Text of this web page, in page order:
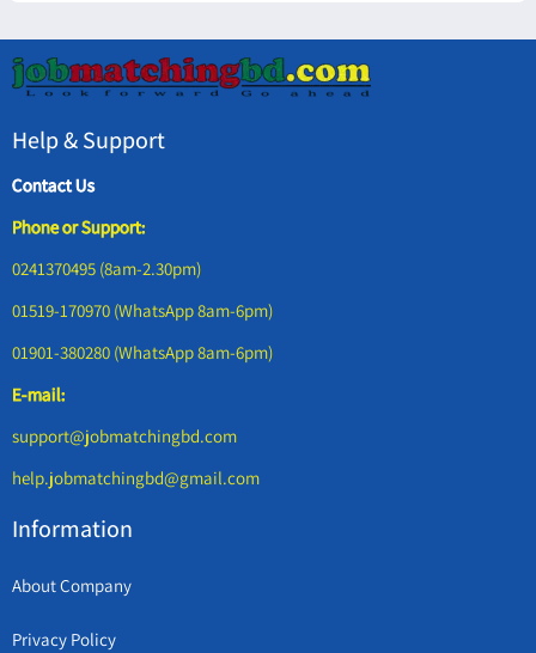
Help & Support
Contact Us
Phone or Support:
0241370495 (8am-2.30pm)
01519-170970 (WhatsApp 8am-6pm)
01901-380280 (WhatsApp 8am-6pm)
E-mail:
support@jobmatchingbd.com
help.jobmatchingbd@gmail.com
Information
About Company
Privacy Policy